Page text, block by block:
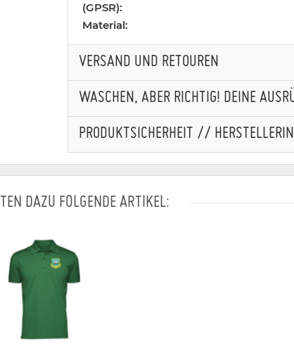
(GPSR):
Material:
VERSAND UND RETOUREN
WASCHEN, ABER RICHTIG! DEINE
PRODUKTSICHERHEIT //
DAZU FOLGENDE ARTIKEL: